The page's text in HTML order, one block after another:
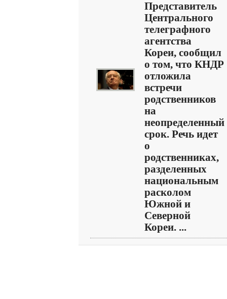
Представитель
Центрального
телеграфного
агентства
Кореи, сообщил
о том, что КНДР
отложила
встречи
родственников
на
неопределенный
срок. Речь идет
о
родственниках,
разделенных
национальным
расколом
Южной и
Северной
Кореи. ...